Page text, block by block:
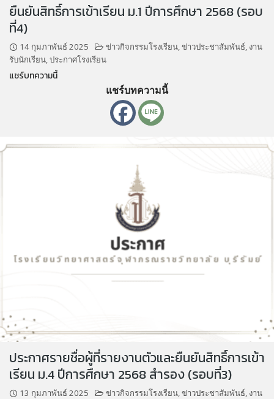
ยืนยันสิทธิ์การเข้าเรียน ม.1 ปีการศึกษา 2568 (รอบ
ที่4)
14 กุมภาพันธ์ 2025 ข่าวกิจกรรมโรงเรียน ข่าวประชาสัมพันธ์ งาน
รับนักเรียน ประกาศโรงเรียน
แชร์บทความนี้
แชร์บทความนี้
ประกาศรายชื่อผู้ที่รายงานตัวและยืนยันสิทธิ์การเข้า
เรียน ม.4 ปีการศึกษา 2568 สำรอง (รอบที่3)
13 กุมภาพันธ์ 2025 ข่าวกิจกรรมโรงเรียน,ข่าวประชาสัมพันธ์, งาน